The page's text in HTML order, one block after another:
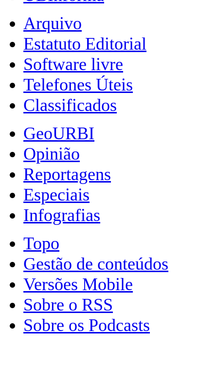
Arquivo
Estatuto Editorial
Software livre
Telefones Úteis
Classificados
GeoURBI
Opinião
Reportagens
Especiais
Infografias
Topo
Gestão de conteúdos
Versões Mobile
Sobre o RSS
Sobre os Podcasts